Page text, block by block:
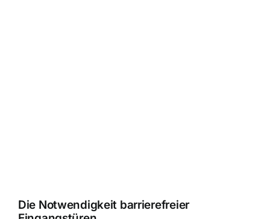
Die Notwendigkeit barrierefreier